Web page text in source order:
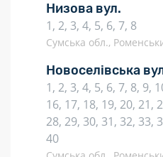
Низова вул.
1, 2, 3, 4, 5, 6, 7, 8
Сумська обл.,
Новоселівська
1, 2, 3, 4, 5, 6, 7, 8, 9,
16, 17, 18, 19, 20, 21,
28, 29, 30, 31, 32, 33,
40